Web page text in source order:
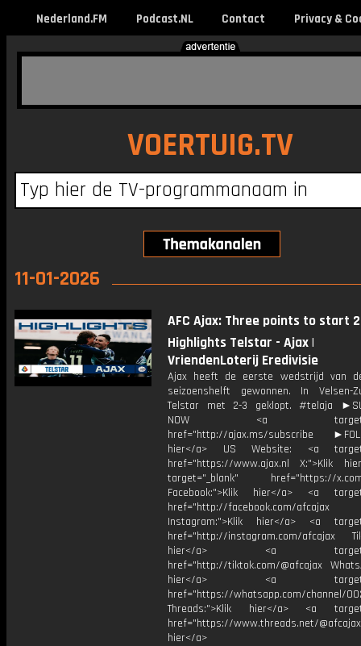
Nederland.FM Podcast.NL Contact Privacy &
VOERTUIG.TV
11-01-2026
AFC Ajax: Three points to start
Highlights Telstar - Ajax |
VriendenLoterij Eredivisie
Ajax heeft de eerste wedstrijd van
seizoenshelft gewonnen. In Velsen-
Telstar met 2-3 geklopt. #telaja
NOW <a
href="http://ajax.ms/subscribe
hier</a> US Website: <a
href="https://www.ajax.nl X:">Klik
target="_blank" href="https://x.com/
Facebook:">Klik hier</a> <a
href="http://facebook.com/afcajax
Instagram:">Klik hier</a> <a
href="http://instagram.com/afcajax
hier</a> <a
href="http://tiktok.com/@afcajax
hier</a> <a
href="https://whatsapp.com/channel/
Threads:">Klik hier</a> <a
href="https://www.threads.net/
hier</a>